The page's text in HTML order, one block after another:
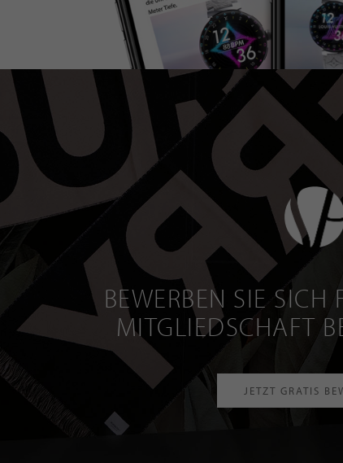
BEWERBEN SIE SICH
MITGLIEDSCHAFT
JETZT GRATIS